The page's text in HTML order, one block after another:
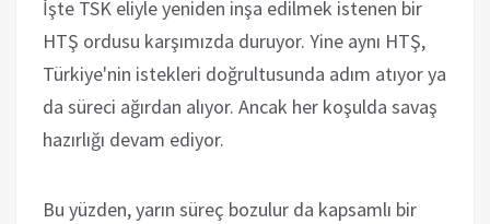
İşte TSK eliyle yeniden inşa edilmek istenen bir
HTŞ ordusu karşımızda duruyor. Yine aynı HTŞ,
Türkiye'nin istekleri doğrultusunda adım atıyor ya
da süreci ağırdan alıyor. Ancak her koşulda savaş
hazırlığı devam ediyor.
Bu yüzden, yarın süreç bozulur da kapsamlı bir